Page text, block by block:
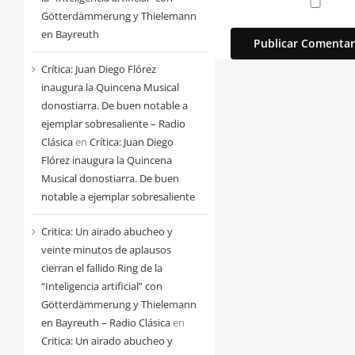
Götterdämmerung y Thielemann
en Bayreuth
Crítica: Juan Diego Flórez
inaugura la Quincena Musical
donostiarra. De buen notable a
ejemplar sobresaliente – Radio
Clásicaen Crítica: Juan Diego
Flórez inaugura la Quincena
Musical donostiarra. De buen
notable a ejemplar sobresaliente
Critica: Un airado abucheo y
veinte minutos de aplausos
cierran el fallido Ring de la
“Inteligencia artificial” con
Götterdämmerung y Thielemann
en Bayreuth – Radio Clásicaen
Critica: Un airado abucheo y